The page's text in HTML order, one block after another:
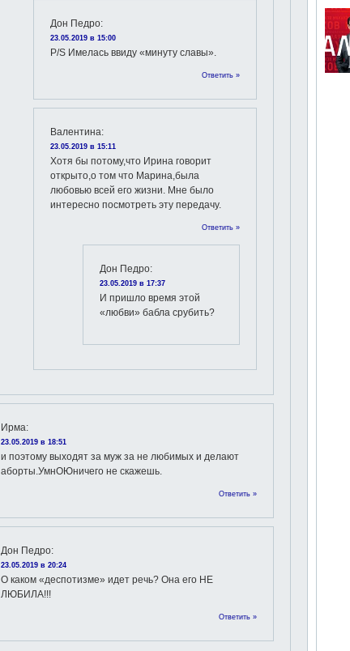
Дон Педро:
23.05.2019 в 15:00
P/S Имелась ввиду «минуту славы».
Ответить »
Валентина:
23.05.2019 в 15:11
Хотя бы потому,что Ирина говорит
открыто,о том что Марина,была
любовью всей его жизни. Мне было
интересно посмотреть эту передачу.
Ответить »
Дон Педро:
23.05.2019 в 17:37
И пришло время этой
«любви» бабла срубить?
Ирма:
23.05.2019 в 18:51
и поэтому выходят за муж за не любимых и делают
аборты.УмнОЮничего не скажешь.
Ответить »
Дон Педро:
23.05.2019 в 20:24
О каком «деспотизме» идет речь? Она его НЕ
ЛЮБИЛА!!!
Ответить »